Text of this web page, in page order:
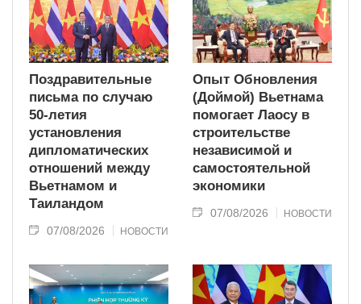
Поздравительные
письма по случаю
50-летия
установления
дипломатических
отношений между
Вьетнамом и
Таиландом
07/08/2026 НОВОСТИ
Опыт Обновления
(Доймой) Вьетнама
помогает Лаосу в
строительстве
независимой и
самостоятельной
экономики
07/08/2026 НОВОСТИ